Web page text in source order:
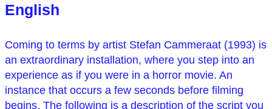
English
Coming to terms by artist Stefan Cammeraat (1993) is
an extraordinary installation, where you step into an
experience as if you were in a horror movie. An
instance that occurs a few seconds before filming
begins. The following is a description of the script you